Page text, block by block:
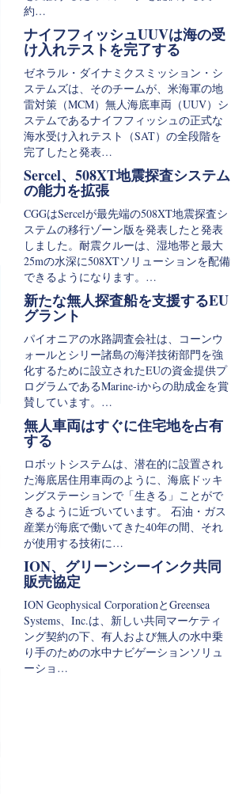
約…
ナイフフィッシュUUVは海の受
け入れテストを完了する
ゼネラル・ダイナミクスミッション・シ
ステムズは、そのチームが、米海軍の地
雷対策（MCM）無人海底車両（UUV）シ
ステムであるナイフフィッシュの正式な
海水受け入れテスト（SAT）の全段階を
完了したと発表…
Sercel、508XT地震探査システム
の能力を拡張
CGGはSercelが最先端の508XT地震探査シ
ステムの移行ゾーン版を発表したと発表
しました。耐震クルーは、湿地帯と最大
25mの水深に508XTソリューションを配備
できるようになります。…
新たな無人探査船を支援するEU
グラント
パイオニアの水路調査会社は、コーンウ
ォールとシリー諸島の海洋技術部門を強
化するために設立されたEUの資金提供プ
ログラムであるMarine-iからの助成金を賞
賛しています。…
無人車両はすぐに住宅地を占有
する
ロボットシステムは、潜在的に設置され
た海底居住用車両のように、海底ドッキ
ングステーションで「生きる」ことがで
きるように近づいています。 石油・ガス
産業が海底で働いてきた40年の間、それ
が使用する技術に…
ION、グリーンシーインク共同
販売協定
ION Geophysical CorporationとGreensea
Systems、Inc.は、新しい共同マーケティ
ング契約の下、有人および無人の水中乗
り手のための水中ナビゲーションソリュ
ーショ…